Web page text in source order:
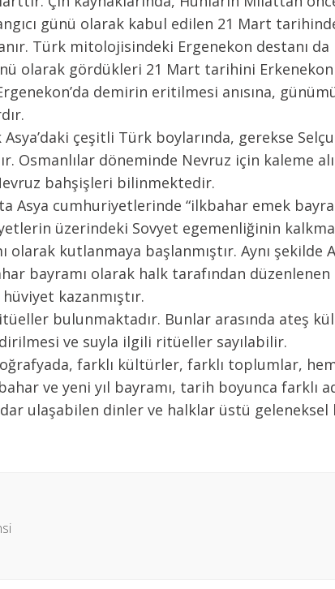
günü olarak kabul edilen 21 Mart
Türk mitolojisindeki Ergenekon destanı
olarak gördükleri 21 Mart tarihini
demirin eritilmesi anısına,
çeşitli Türk boylarında, gerekse
Osmanlılar döneminde Nevruz için kaleme
bahşişleri bilinmektedir.
Asya cumhuriyetlerinde “ilkbahar emek
üzerindeki Sovyet egemenliğinin
kutlanmaya başlanmıştır. Aynı şekilde
bayramı olarak halk tarafından
kazanmıştır.
bulunmaktadır. Bunlar arasında ateş
ve suyla ilgili ritüeller sayılabilir.
farklı kültürler, farklı toplumlar,
ve yeni yıl bayramı, tarih boyunca farklı
ulaşabilen dinler ve halklar üstü